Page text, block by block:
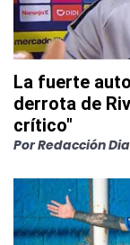
La fuerte
derrota de
crítico"
PorRedacción